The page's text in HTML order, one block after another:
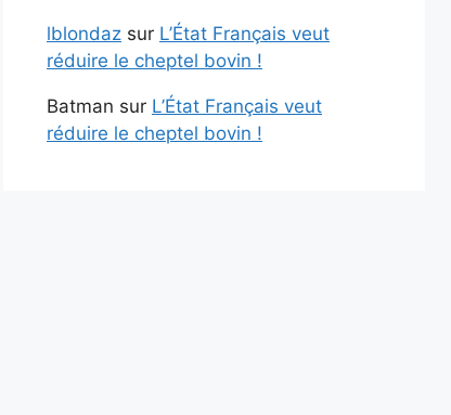
lblondaz sur L’État Français veut
réduire le cheptel bovin !
Batman sur L’État Français veut
réduire le cheptel bovin !